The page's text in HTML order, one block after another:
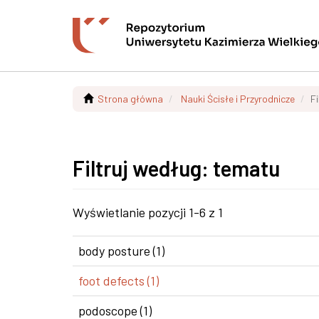
Strona główna Nauki Ścisłe i Przyrodnicze
Filtruj według: tematu
Wyświetlanie pozycji 1-6 z 1
body posture (1)
foot defects (1)
podoscope (1)